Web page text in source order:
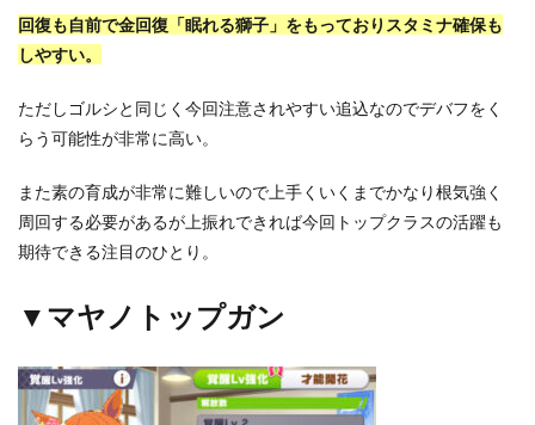
回復も自前で金回復「眠れる獅子」をもっておりスタミナ確保も
しやすい。
ただしゴルシと同じく今回注意されやすい追込なのでデバフをく
らう可能性が非常に高い。
また素の育成が非常に難しいので上手くいくまでかなり根気強く
周回する必要があるが上振れできれば今回トップクラスの活躍も
期待できる注目のひとり。
▼マヤノトップガン